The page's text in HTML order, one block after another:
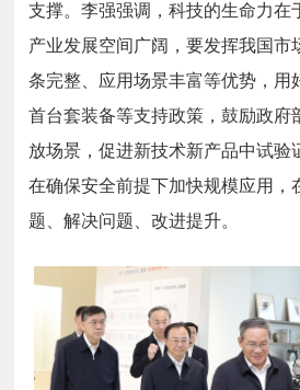
支撑。李强强调，科技的生命力在
产业发展空间广阔，要发挥我国市
条完整、应用场景丰富等优势，用
首台套装备等支持政策，鼓励政府
放场景，促进新技术新产品中试验
在确保安全前提下加快规模应用，
题、解决问题、改进提升。